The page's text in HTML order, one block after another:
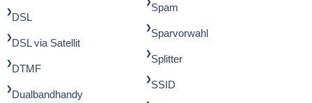
DSL
DSL via Satellit
DTMF
Dualbandhandy
Spam
Sparvorwahl
Splitter
SSID